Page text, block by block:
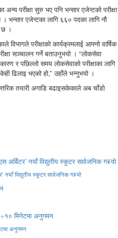
परीक्षा सुरु भए पनि भन्सार एजेन्टको परीक्षा
भन्सार एजेन्टका लागि ६६० पदका लागि नौ
छ ।
विभागले परीक्षाको कार्यक्रमलाई आफ्नो वार्षिक
सञ्चालन गर्ने बताउनुभयो । “लोकसेवा
र पछिल्लो समय लोकसेवाको परीक्षाका लागि
ढिलाइ भएको हो,” उहाँले भन्नुभयो ।
तयारी अगाडि बढाइसकेकाले अब चाँडो
नयाँ विद्युतीय स्कुटर सार्वजनिक ग¥यो
अनुगमन